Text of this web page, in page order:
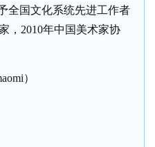
全国文化系统先进工作者
， 2010年中国美术家协
）